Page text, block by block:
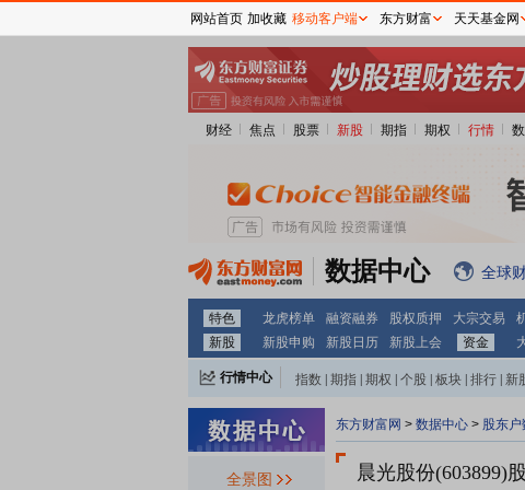
财经 焦点 股票 新股 期指 期权 行情
数据中心 全球
特色 龙虎榜单 融资融券 股权质押 大宗交易
新股
新股申购 新股日历 新股上会 资金
行情中心 指数 期指 期权 个股 板块 排行 新
全景图
东方财富网 > 数据中心 > 股东户
晨光股份(603899)
网站首页 加收藏 移动客户端 东方财富 天天基金网